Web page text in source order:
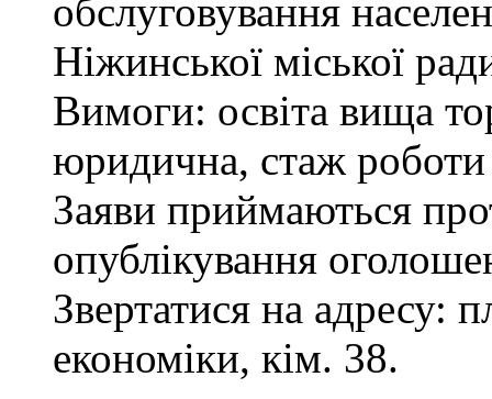
обслуговування
Ніжинської міської
Вимоги: освіта вища
юридична, стаж
Заяви приймаються
опублікування
Звертатися на адресу:
економіки, кім. 38.